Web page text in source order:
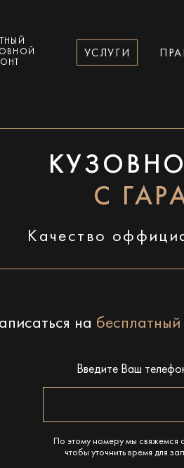
УСЛУГИ
С
Качество
на бесплатный
Введите Ваш
По этому номеру мы свяжемся
чтобы уточнить время для